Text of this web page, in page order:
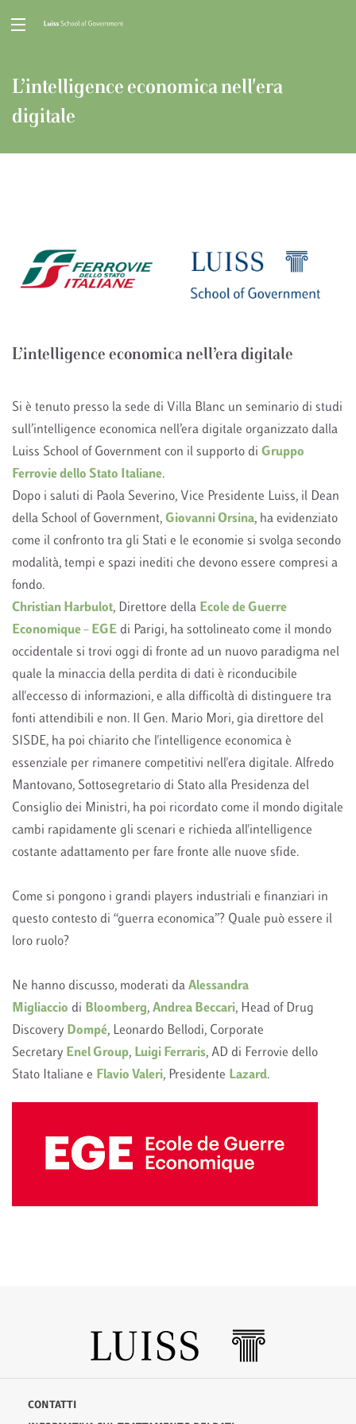
L’intelligence economica nell'era
digitale
L’intelligence economica nell’era digitale
Si è tenuto presso la sede di Villa Blanc un seminario di studi
sull’intelligence economica nell’era digitale organizzato dalla
Luiss School of Government con il supporto di Gruppo
Ferrovie dello Stato Italiane.
Dopo i saluti di Paola Severino, Vice Presidente Luiss, il Dean
della School of Government, Giovanni Orsina, ha evidenziato
come il confronto tra gli Stati e le economie si svolga secondo
modalità, tempi e spazi inediti che devono essere compresi a
fondo.
Christian Harbulot, Direttore della Ecole de Guerre
Economique – EGEdi Parigi, ha sottolineato come il mondo
occidentale si trovi oggi di fronte ad un nuovo paradigma nel
quale la minaccia della perdita di dati è riconducibile
all'eccesso di informazioni, e alla difficoltà di distinguere tra
fonti attendibili e non. Il Gen. Mario Mori, gia direttore del
SISDE, ha poi chiarito che l'intelligence economica è
essenziale per rimanere competitivi nell'era digitale. Alfredo
Mantovano, Sottosegretario di Stato alla Presidenza del
Consiglio dei Ministri, ha poi ricordato come il mondo digitale
cambi rapidamente gli scenari e richieda all'intelligence
costante adattamento per fare fronte alle nuove sfide.
Come si pongono i grandi players industriali e finanziari in
questo contesto di “guerra economica”? Quale può essere il
loro ruolo?
Ne hanno discusso, moderati da Alessandra
Migliaccio di Bloomberg, Andrea Beccari, Head of Drug
Discovery Dompé, Leonardo Bellodi, Corporate
Secretary Enel Group, Luigi Ferraris, AD di Ferrovie dello
Stato Italiane e Flavio Valeri, Presidente Lazard.
CONTATTI